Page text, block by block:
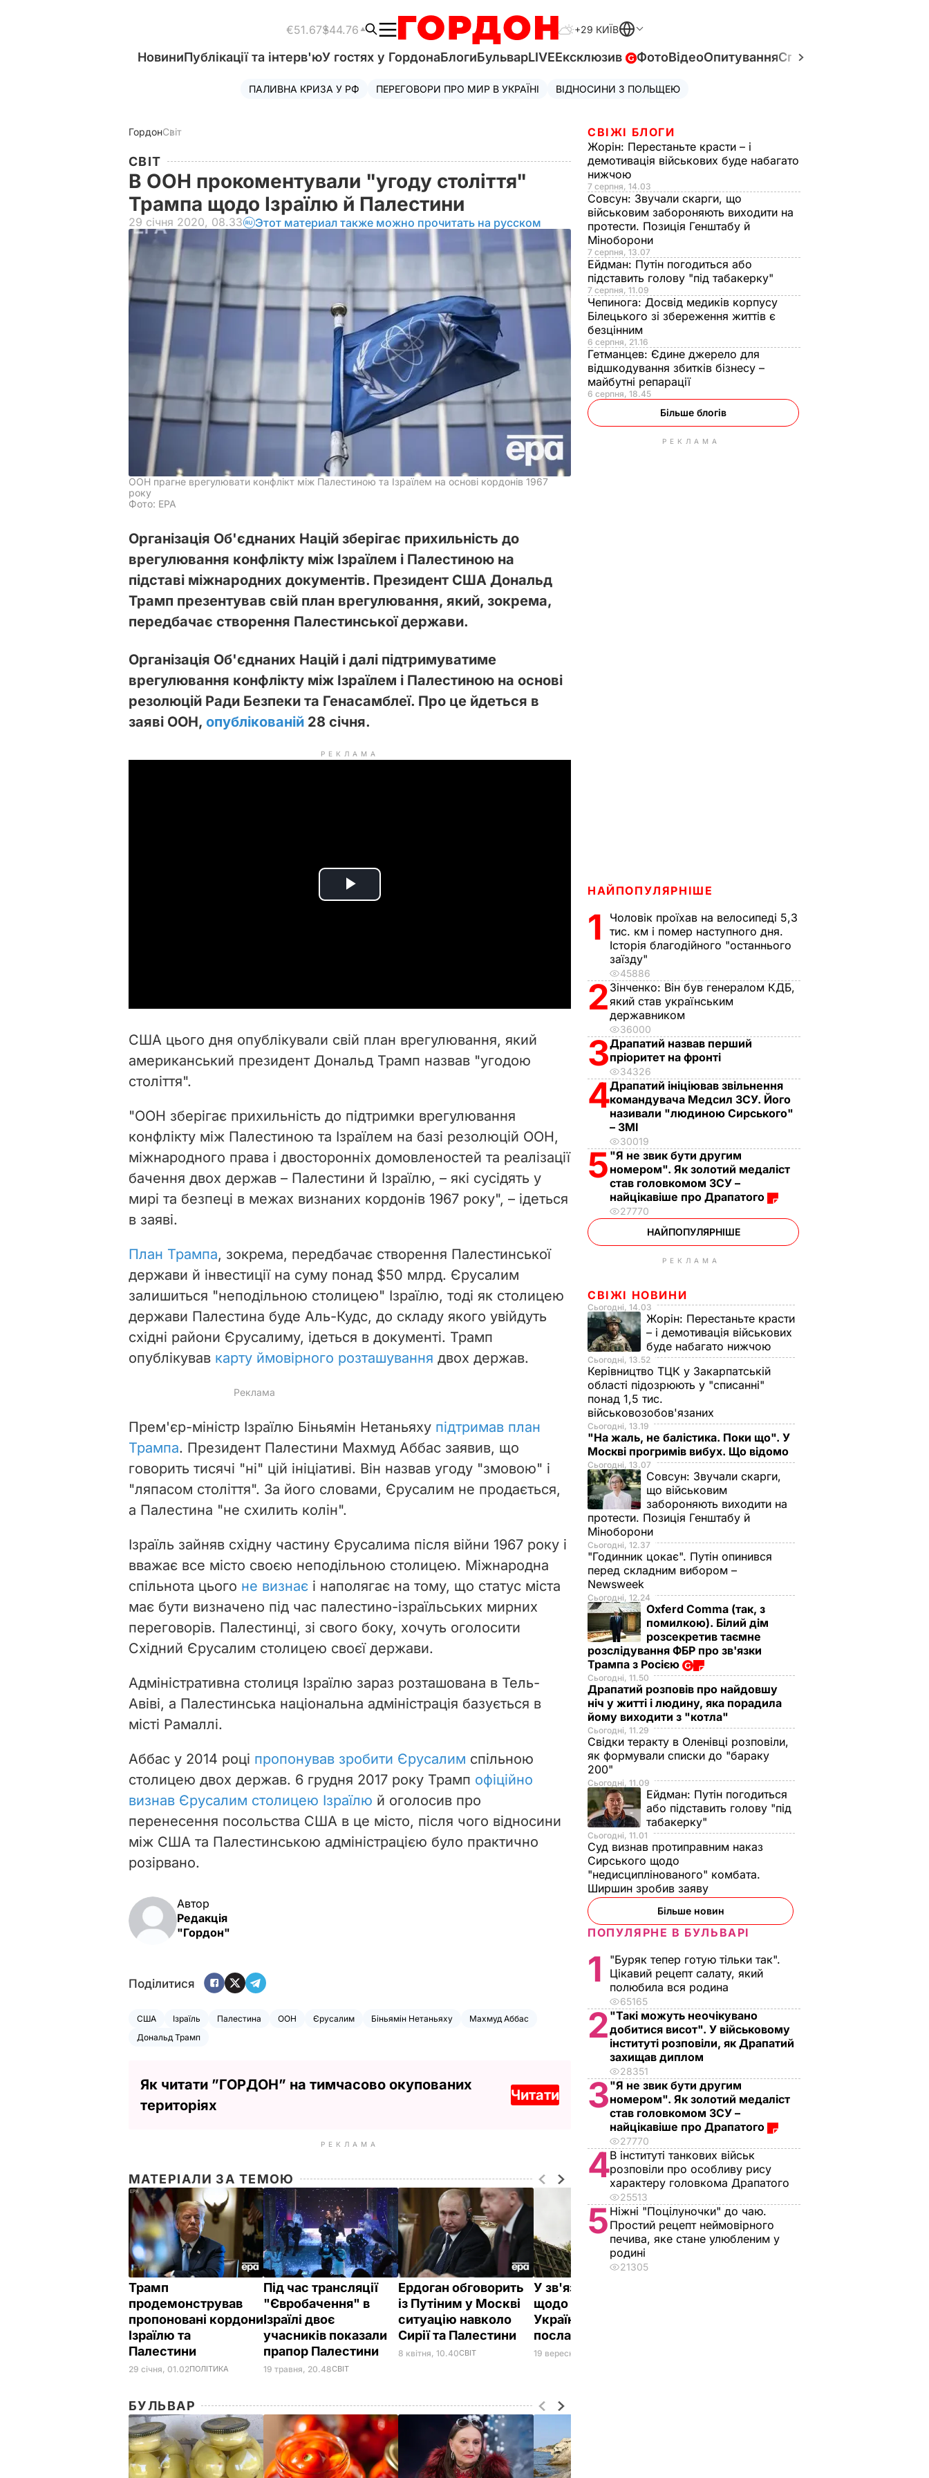
€51.67$44.76 +29 КИЇВ
НовиниПублікації та інтерв'юУ гостях у ГордонаБлогиБульварLIVEЕксклюзив ФотоВідеоОпитуванняСпецпроєкти
ПАЛИВНА КРИЗА У РФ ПЕРЕГОВОРИ ПРО МИР В УКРАЇНІ ВІДНОСИНИ З ПОЛЬЩЕЮ
ГордонСвіт
СВІТ
В ООН прокоментували "угоду століття"
Трампа щодо Ізраїлю й Палестини
29 січня 2020, 08.33 Этот материал также можно прочитать на русском
ООН прагне врегулювати конфлікт між Палестиною та Ізраїлем на основі кордонів 1967
року
Фото: ЕРА
Організація Об'єднаних Націй зберігає прихильність до
врегулювання конфлікту між Ізраїлем і Палестиною на
підставі міжнародних документів. Президент США Дональд
Трамп презентував свій план врегулювання, який, зокрема,
передбачає створення Палестинської держави.
Організація Об'єднаних Націй і далі підтримуватиме
врегулювання конфлікту між Ізраїлем і Палестиною на основі
резолюцій Ради Безпеки та Генасамблеї. Про це йдеться в
заяві ООН, опублікованій 28 січня.
РЕКЛАМА
P
i
e
o
США цього дня опублікували свій план врегулювання, який
американський президент Дональд Трамп назвав "угодою
століття".
"ООН зберігає прихильність до підтримки врегулювання
конфлікту між Палестиною та Ізраїлем на базі резолюцій ООН,
міжнародного права і двосторонніх домовленостей та реалізації
бачення двох держав – Палестини й Ізраїлю, – які сусідять у
мирі та безпеці в межах визнаних кордонів 1967 року", – ідеться
в заяві.
План Трампа, зокрема, передбачає створення Палестинської
держави й інвестиції на суму понад $50 млрд. Єрусалим
залишиться "неподільною столицею" Ізраїлю, тоді як столицею
держави Палестина буде Аль-Кудс, до складу якого увійдуть
східні райони Єрусалиму, ідеться в документі. Трамп
опублікував карту ймовірного розташування двох держав.
Прем'єр-міністр Ізраїлю Біньямін Нетаньяху підтримав план
Трампа. Президент Палестини Махмуд Аббас заявив, що
говорить тисячі "ні" цій ініціативі. Він назвав угоду "змовою" і
"ляпасом століття". За його словами, Єрусалим не продається,
а Палестина "не схилить колін".
Ізраїль зайняв східну частину Єрусалима після війни 1967 року і
вважає все місто своєю неподільною столицею. Міжнародна
спільнота цього не визнає і наполягає на тому, що статус міста
має бути визначено під час палестино-ізраїльських мирних
переговорів. Палестинці, зі свого боку, хочуть оголосити
Східний Єрусалим столицею своєї держави.
Адміністративна столиця Ізраїлю зараз розташована в Тель-
Авіві, а Палестинська національна адміністрація базується в
місті Рамаллі.
Аббас у 2014 році пропонував зробити Єрусалим спільною
столицею двох держав. 6 грудня 2017 року Трамп офіційно
визнав Єрусалим столицею Ізраїлю й оголосив про
перенесення посольства США в це місто, після чого відносини
між США та Палестинською адміністрацією було практично
розірвано.
Автор
Редакція
"Гордон"
Поділитися
США Ізраїль Палестина ООН Єрусалим Біньямін Нетаньяху
Махмуд Аббас
Дональд Трамп
Як читати ”ГОРДОН” на тимчасово окупованих
територіях
Читати
РЕКЛАМА
МАТЕРІАЛИ ЗА ТЕМОЮ
Трамп
продемонстрував
пропоновані кордони
Ізраїлю та
Палестини
29 січня, 01.02ПОЛІТИКА
Під час трансляції
"Євробачення" в
Ізраїлі двоє
учасників показали
прапор Палестини
19 травня, 20.48СВІТ
Ердоган обговорить
із Путіним у Москві
ситуацію навколо
Сирії та Палестини
8 квітня, 10.40СВІТ
У зв'язку із заявою
щодо Криму, у МЗС
України викликали
посла Палестини
19 вересня, 20.39
БУЛЬВАР
СВІЖІ БЛОГИ
Жорін: Перестаньте красти – і
демотивація військових буде набагато
нижчою
7 серпня, 14.03
Совсун: Звучали скарги, що
військовим забороняють виходити на
протести. Позиція Генштабу й
Міноборони
7 серпня, 13.07
Ейдман: Путін погодиться або
підставить голову "під табакерку"
7 серпня, 11.09
Чепинога: Досвід медиків корпусу
Білецького зі збереження життів є
безцінним
6 серпня, 21.16
Гетманцев: Єдине джерело для
відшкодування збитків бізнесу –
майбутні репарації
6 серпня, 18.45
Більше блогів
РЕКЛАМА
НАЙПОПУЛЯРНІШЕ
1
Чоловік проїхав на велосипеді 5,3
тис. км і помер наступного дня.
Історія благодійного "останнього
заїзду"
45886
2 Зінченко: Він був генералом КДБ,
який став українським
державником
36000
3Драпатий назвав перший
пріоритет на фронті
34326
4Драпатий ініціював звільнення
командувача Медсил ЗСУ. Його
називали "людиною Сирського"
– ЗМІ
30019
5 "Я не звик бути другим
номером". Як золотий медаліст
став головкомом ЗСУ –
найцікавіше про Драпатого
27770
НАЙПОПУЛЯРНІШЕ
РЕКЛАМА
СВІЖІ НОВИНИ
Сьогодні, 14.03
Жорін: Перестаньте красти
– і демотивація військових
буде набагато нижчою
Сьогодні, 13.52
Керівництво ТЦК у Закарпатській
області підозрюють у "списанні"
понад 1,5 тис.
військовозобов'язаних
Сьогодні, 13.19
"На жаль, не балістика. Поки що". У
Москві прогримів вибух. Що відомо
Сьогодні, 13.07
Совсун: Звучали скарги,
що військовим
забороняють виходити на
протести. Позиція Генштабу й
Міноборони
Сьогодні, 12.37
"Годинник цокає". Путін опинився
перед складним вибором –
Newsweek
Сьогодні, 12.24
Oxferd Comma (так, з
помилкою). Білий дім
розсекретив таємне
розслідування ФБР про зв'язки
Трампа з Росією
Сьогодні, 11.50
Драпатий розповів про найдовшу
ніч у житті і людину, яка порадила
йому виходити з "котла"
Сьогодні, 11.29
Свідки теракту в Оленівці розповіли,
як формували списки до "бараку
200"
Сьогодні, 11.09
Ейдман: Путін погодиться
або підставить голову "під
табакерку"
Сьогодні, 11.01
Суд визнав протиправним наказ
Сирського щодо
"недисциплінованого" комбата.
Ширшин зробив заяву
Більше новин
ПОПУЛЯРНЕ В БУЛЬВАРІ
1
"Буряк тепер готую тільки так".
Цікавий рецепт салату, який
полюбила вся родина
65165
2 "Такі можуть неочікувано
добитися висот". У військовому
інституті розповіли, як Драпатий
захищав диплом
28351
3"Я не звик бути другим
номером". Як золотий медаліст
став головкомом ЗСУ –
найцікавіше про Драпатого
27770
4В інституті танкових військ
розповіли про особливу рису
характеру головкома Драпатого
25513
5 Ніжні "Поцілуночки" до чаю.
Простий рецепт неймовірного
печива, яке стане улюбленим у
родині
21305